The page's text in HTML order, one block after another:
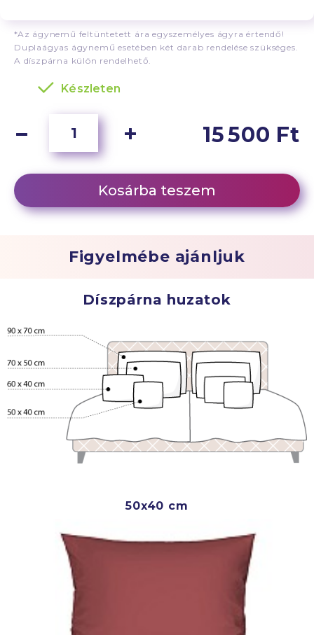
*Az ágynemű feltüntetett ára egyszemélyes ágyra értendő!
Duplaágyas ágynemű esetében két darab rendelése szükséges.
A díszpárna külön rendelhető.
Készleten
15 500 Ft
Kosárba teszem
Figyelmébe ajánljuk
Díszpárna huzatok
50x40 cm